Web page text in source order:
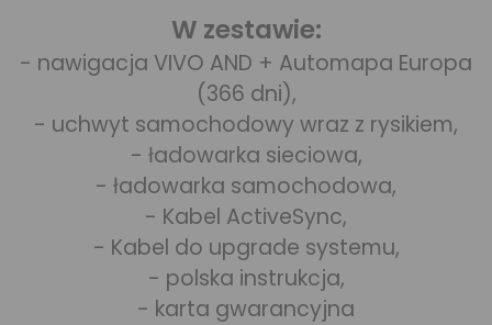
W zestawie:
- nawigacja VIVO AND + Automapa Europa
(366 dni),
- uchwyt samochodowy wraz z rysikiem,
- ładowarka sieciowa,
- ładowarka samochodowa,
- Kabel ActiveSync,
- Kabel do upgrade systemu,
- polska instrukcja,
- karta gwarancyjna